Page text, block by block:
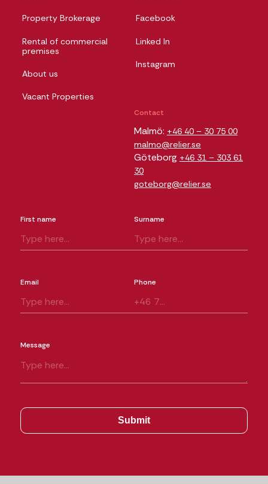
Property Brokerage
Rental of commercial
premises
About us
Vacant Properties
Facebook
Linked In
Instagram
Contact
Malmö: +46 40 – 30 75 00
malmo@relier.se
Göteborg +46 31 – 303 61
30
goteborg@relier.se
First name Surname
Email Phone
Message